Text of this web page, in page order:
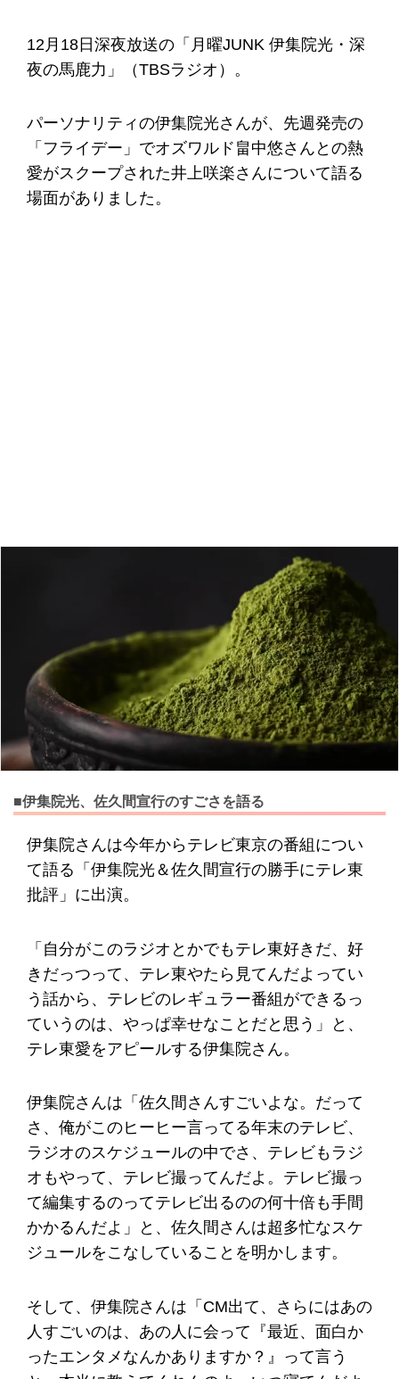
12月18日深夜放送の「月曜JUNK 伊集院光・深
夜の馬鹿力」（TBSラジオ）。
パーソナリティの伊集院光さんが、先週発売の
「フライデー」でオズワルド畠中悠さんとの熱
愛がスクープされた井上咲楽さんについて語る
場面がありました。
■伊集院光、佐久間宣行のすごさを語る
伊集院さんは今年からテレビ東京の番組につい
て語る「伊集院光＆佐久間宣行の勝手にテレ東
批評」に出演。
「自分がこのラジオとかでもテレ東好きだ、好
きだっつって、テレ東やたら見てんだよってい
う話から、テレビのレギュラー番組ができるっ
ていうのは、やっぱ幸せなことだと思う」と、
テレ東愛をアピールする伊集院さん。
伊集院さんは「佐久間さんすごいよな。だって
さ、俺がこのヒーヒー言ってる年末のテレビ、
ラジオのスケジュールの中でさ、テレビもラジ
オもやって、テレビ撮ってんだよ。テレビ撮っ
て編集するのってテレビ出るのの何十倍も手間
かかるんだよ」と、佐久間さんは超多忙なスケ
ジュールをこなしていることを明かします。
そして、伊集院さんは「CM出て、さらにはあの
人すごいのは、あの人に会って『最近、面白か
ったエンタメなんかありますか？』って言う